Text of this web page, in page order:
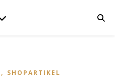
, SHOPARTIKEL